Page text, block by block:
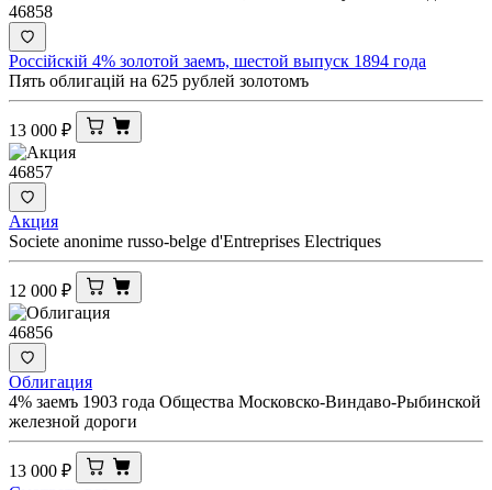
46858
Россiйскiй 4% золотой заемъ, шестой выпуск 1894 года
Пять облигацiй на 625 рублей золотомъ
13 000 ₽
46857
Акция
Societe anonime russo-belge d'Entreprises Electriques
12 000 ₽
46856
Облигация
4% заемъ 1903 года Общества Московско-Виндаво-Рыбинской
железной дороги
13 000 ₽